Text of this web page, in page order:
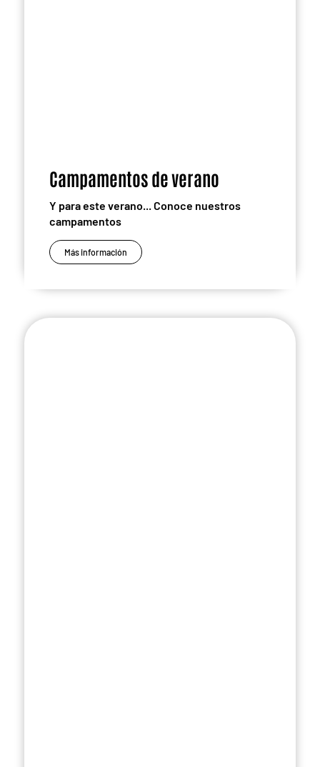
Campamentos de verano
Y para este verano... Conoce nuestros
campamentos
Más información